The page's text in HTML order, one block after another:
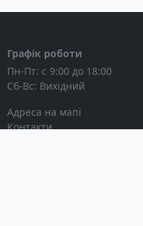
Графік роботи
Пн-Пт: с 9:00 до 18:00
Сб-Вс: Вихідний
Адреса на мапі
Контакти